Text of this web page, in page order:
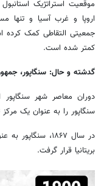
موقعیت استراتژیک
اروپا و غرب آسیا و تنها
کمتر شده است.
گدشته و حال: سنگاپور،
سنگاپور را به عنوان یک مرکز
در سال ۱۸۶۷،
بریتانیا قرار گرفت.